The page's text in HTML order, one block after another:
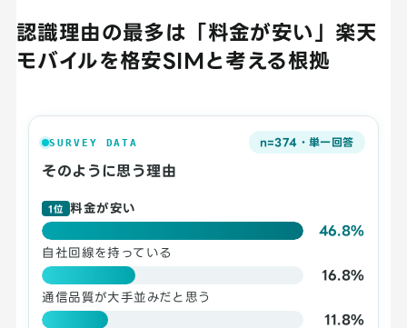
認識理由の最多は「料金が安い」楽天
モバイルを格安SIMと考える根拠
SURVEY DATA n=374・単一回答
そのように思う理由
1位 料金が安い
46.8%
自社回線を持っている
16.8%
通信品質が大手並みだと思う
11.8%